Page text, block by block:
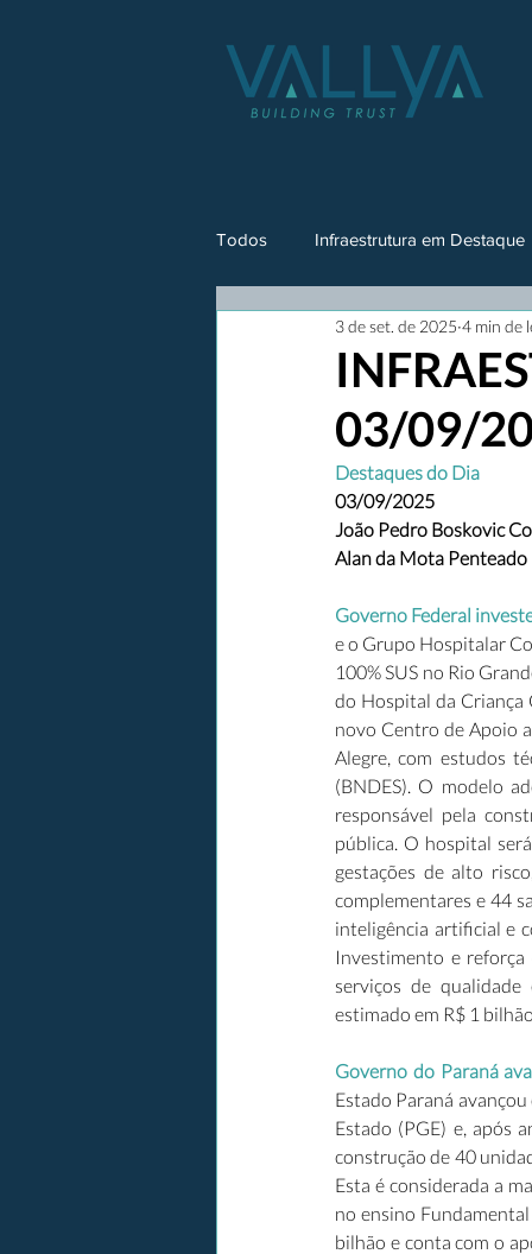
Todos Infraestrutura em Destaque
03/09/
3 de set. de 2025 4 min de
Destaques do Dia
03/09/2025
João Pedro Boskovic
Alan da Mota Penteado
Governo Federal
e o Grupo Hospitalar
100% SUS no Rio
do Hospital da Criança
novo Centro de Apoio
Alegre, com estudos
(BNDES). O modelo
responsável pela
pública. O hospital
gestações de alto
complementares e 44
inteligência artificial e
Investimento e
serviços de
estimado em R$ 1
Governo do Paraná
Estado Paraná
Estado (PGE) e, após
construção de 40
Esta é considerada a
no ensino
bilhão e conta com o